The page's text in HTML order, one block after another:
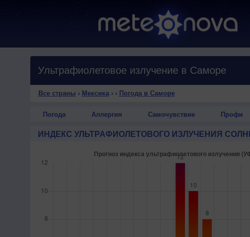
Ультрафиолетовое излучение в Саморе
Все страны › Мексика› › Погода в Саморе
Погода Аллергия Самочувствие Профи
ИНДЕКС УЛЬТРАФИОЛЕТОВОГО ИЗЛУЧЕНИЯ